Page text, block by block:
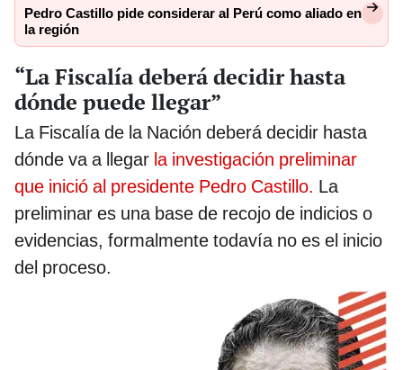
Pedro Castillo pide considerar al Perú como aliado en
la región
“La Fiscalía deberá decidir hasta
dónde puede llegar”
La Fiscalía de la Nación deberá decidir hasta
dónde va a llegar la investigación preliminar
que inició al presidente Pedro Castillo. La
preliminar es una base de recojo de indicios o
evidencias, formalmente todavía no es el inicio
del proceso.